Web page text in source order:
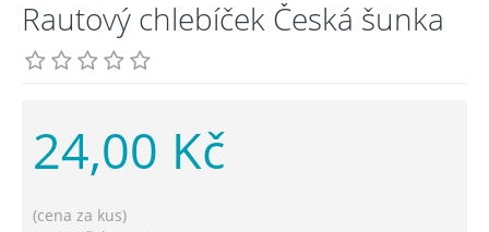
Rautový chlebíček Česká šunka
24,00 Kč
(cena za kus)